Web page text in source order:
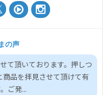
の声
て頂いております。押しつ
品を拝見させて頂けて有
ご発...